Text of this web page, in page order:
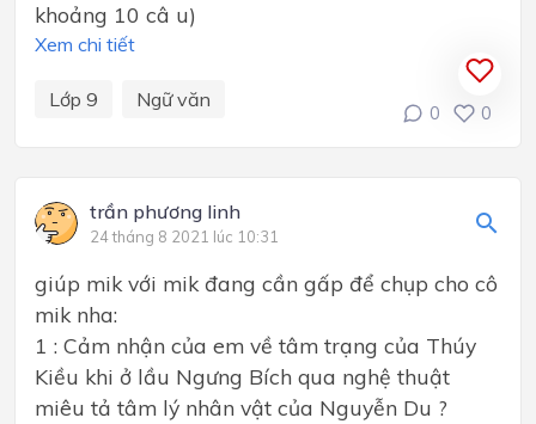
khoảng 10 câ u)
Xem chi tiết
Lớp 9 Ngữ văn
0 0
trần phương linh
24 tháng 8 2021 lúc 10:31
giúp mik với mik đang cần gấp để chụp cho cô
mik nha:
1 : Cảm nhận của em về tâm trạng của Thúy
Kiều khi ở lầu Ngưng Bích qua nghệ thuật
miêu tả tâm lý nhân vật của Nguyễn Du ?